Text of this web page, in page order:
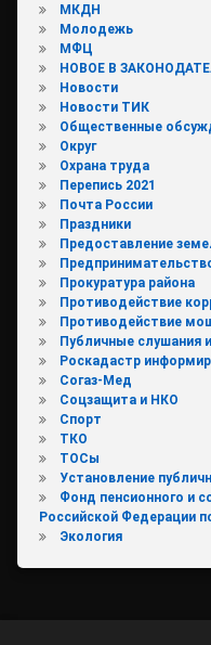
МКДН
Молодежь
МФЦ
НОВОЕ В
Новости
Новости ТИК
Общественные
Округ
Охрана труда
Перепись 2021
Почта России
Праздники
Предоставление
Прокуратура района
Противодействие
Противодействие
Публичные слушания
Роскадастр
Согаз-Мед
Соцзащита и НКО
Спорт
ТКО
ТОСы
Установление
Фонд пенсионного и
Российской Федерации
Экология